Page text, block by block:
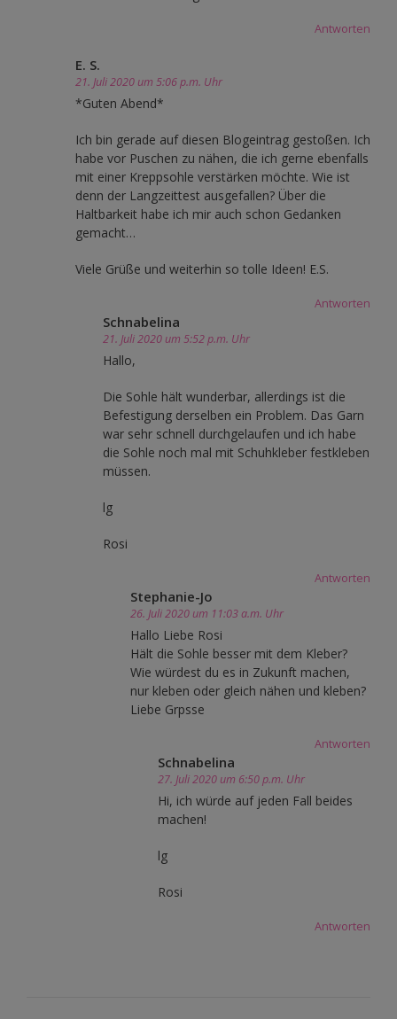
Antworten
E. S.
21. Juli 2020 um 5:06 p.m. Uhr
*Guten Abend*
Ich bin gerade auf diesen Blogeintrag gestoßen. Ich
habe vor Puschen zu nähen, die ich gerne ebenfalls
mit einer Kreppsohle verstärken möchte. Wie ist
denn der Langzeittest ausgefallen? Über die
Haltbarkeit habe ich mir auch schon Gedanken
gemacht…
Viele Grüße und weiterhin so tolle Ideen! E.S.
Antworten
Schnabelina
21. Juli 2020 um 5:52 p.m. Uhr
Hallo,
Die Sohle hält wunderbar, allerdings ist die
Befestigung derselben ein Problem. Das Garn
war sehr schnell durchgelaufen und ich habe
die Sohle noch mal mit Schuhkleber festkleben
müssen.
lg
Rosi
Antworten
Stephanie-Jo
26. Juli 2020 um 11:03 a.m. Uhr
Hallo Liebe Rosi
Hält die Sohle besser mit dem Kleber?
Wie würdest du es in Zukunft machen,
nur kleben oder gleich nähen und kleben?
Liebe Grpsse
Antworten
Schnabelina
27. Juli 2020 um 6:50 p.m. Uhr
Hi, ich würde auf jeden Fall beides
machen!
lg
Rosi
Antworten